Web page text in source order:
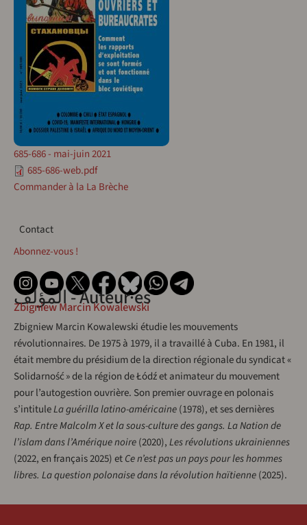
685-686 - mai-juin 2021
685-686-web.pdf
Commander à la La Brèche
Contact
Contact
Abonnez-vous !
المؤلف - Auteur·es
Zbigniew Marcin Kowalewski
Zbigniew Marcin Kowalewski étudie les mouvements
révolutionnaires. De 1975 à 1979, il a travaillé à Cuba. En 1981, il
était membre du présidium de la direction régionale du syndicat «
Solidarność » de la région de Łódź et animateur du mouvement
pour l’autogestion ouvrière. Son premier ouvrage en polonais
s’intituleLa guérilla latino-américaine(1978), et ses dernières
Rap. Entre Malcolm X et la sous-culture des gangs. La Nation de
l’islam dans l’Amérique noire(2020),Les révolutions ukrainiennes
(2022, en français 2025) etCe n’est pas un pays pour les hommes
libres. La question polonaise dans la révolution haïtienne(2025).